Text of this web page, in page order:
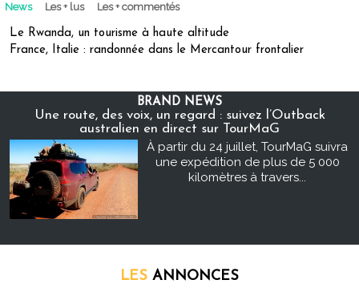
News Les + lus Les + commentés
Le Rwanda, un tourisme à haute altitude
France, Italie : randonnée dans le Mercantour frontalier
BRAND NEWS
Une route, des voix, un regard : suivez l’Outback
australien en direct sur TourMaG
À partir du 24 juillet, TourMaG suivra
une expédition de plus de 5 000
kilomètres à travers...
LES ANNONCES